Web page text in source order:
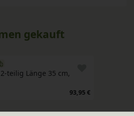
gekauft
teilig Länge 35 cm,
93,95 €